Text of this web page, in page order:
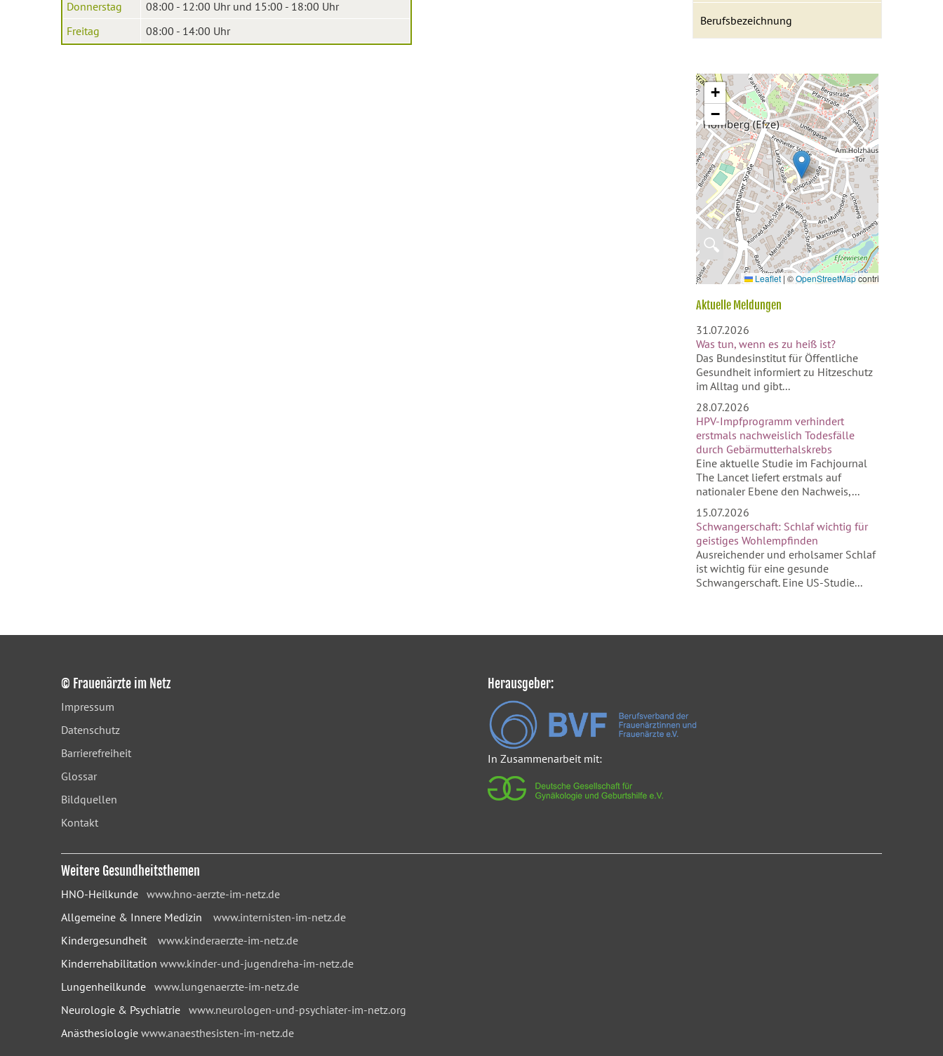
Donnerstag
08:00 - 12:00 Uhr und 15:00 - 18:00 Uhr
Freitag
08:00 - 14:00 Uhr
Berufsbezeichnung
🔍
+
−
Leaflet | ©OpenStreetMapcontributors
Aktuelle Meldungen
31.07.2026
Was tun, wenn es zu heiß ist?
Das Bundesinstitut für Öffentliche
Gesundheit informiert zu Hitzeschutz
im Alltag und gibt...
28.07.2026
HPV-Impfprogramm verhindert
erstmals nachweislich Todesfälle
durch Gebärmutterhalskrebs
Eine aktuelle Studie im Fachjournal
The Lancet liefert erstmals auf
nationaler Ebene den Nachweis,...
15.07.2026
Schwangerschaft: Schlaf wichtig für
geistiges Wohlempfinden
Ausreichender und erholsamer Schlaf
ist wichtig für eine gesunde
Schwangerschaft. Eine US-Studie...
© Frauenärzte im Netz
Impressum
Datenschutz
Barrierefreiheit
Glossar
Bildquellen
Kontakt
Herausgeber:
In Zusammenarbeit mit:
Weitere Gesundheitsthemen
HNO-Heilkunde www.hno-aerzte-im-netz.de
Allgemeine & Innere Medizin www.internisten-im-netz.de
Kindergesundheit www.kinderaerzte-im-netz.de
Kinderrehabilitation www.kinder-und-jugendreha-im-netz.de
Lungenheilkunde www.lungenaerzte-im-netz.de
Neurologie & Psychiatrie www.neurologen-und-psychiater-im-netz.org
Anästhesiologie www.anaesthesisten-im-netz.de